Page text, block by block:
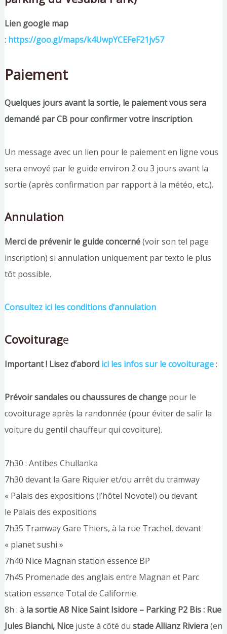
Lien google map
: https://goo.gl/maps/k4UwpYCEFeF21jv57
Paiement
Quelques jours avant la sortie, le paiement vous sera
demandé par CB pour confirmer votre inscription.
Un message avec un lien pour le paiement en ligne vous
sera envoyé par le guide environ 2 ou 3 jours avant la
sortie (après confirmation par rapport à la météo, etc.).
Annulation
Merci de prévenir le guide concerné(voir son tel page
inscription) si annulation uniquement par texto le plus
tôt possible.
Consultez ici les conditions d’annulation
Covoiturage
Important ! Lisez d’abord ici les infos sur le covoiturage:
Prévoir sandales ou chaussures de change pour le
covoiturage après la randonnée (pour éviter de salir la
voiture du gentil chauffeur qui covoiture).
7h30 : Antibes Chullanka
7h30 devant la Gare Riquier et/ou arrêt du tramway
« Palais des expositions (l’hôtel Novotel) ou devant
le Palais des expositions
7h35 Tramway Gare Thiers, à la rue Trachel, devant
« planet sushi »
7h40 Nice Magnan station essence BP
7h45 Promenade des anglais entre Magnan et Parc
station essence Total de Californie.
8h : à la sortie A8 Nice Saint Isidore – Parking P2 Bis : Rue
Jules Bianchi, Nice juste à côté du stade Allianz Riviera(en